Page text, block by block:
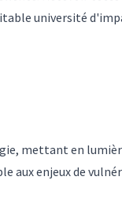
université
mettant en
aux enjeux de